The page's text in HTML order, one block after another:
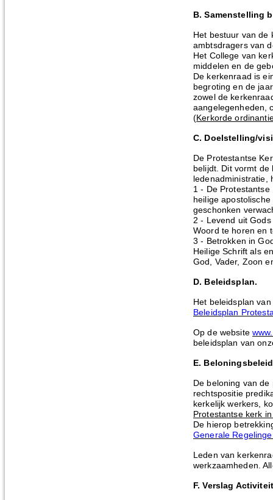
B. Samenstelling
Het bestuur van de
ambtsdragers van
Het College van
middelen en de
De kerkenraad is
begroting en de
zowel de
aangelegenheden,
(Kerkorde
C. Doelstelling/
De Protestantse
belijdt. Dit vormt
ledenadministratie,
1 - De
heilige
geschonken
2 - Levend uit
Woord te horen en
3 - Betrokken in
Heilige Schrift als
God, Vader, Zoon
D. Beleidsplan.
Het beleidsplan
Beleidsplan
Op de website
beleidsplan van
E.
De beloning van de
rechtspositie
kerkelijk werkers,
Protestantse kerk
De hierop
Generale
Leden van
werkzaamheden.
F. Verslag